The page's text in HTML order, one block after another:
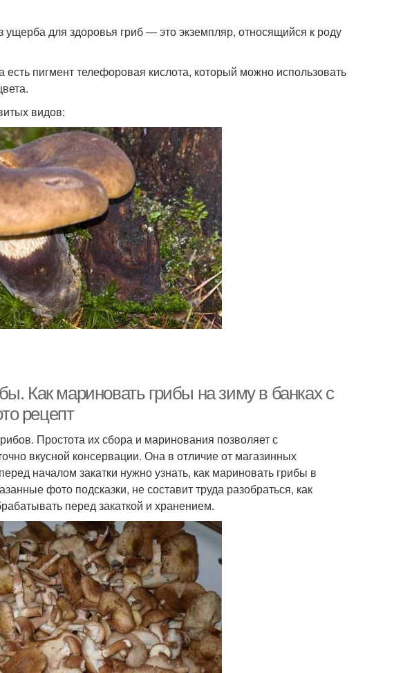
для здоровья гриб — это экземпляр, относящийся к роду
пигмент телефоровая кислота, который можно использовать
видов:
Как мариновать грибы на зиму в банках с
рецепт
Простота их сбора и маринования позволяет с
вкусной консервации. Она в отличие от магазинных
началом закатки нужно узнать, как мариновать грибы в
фото подсказки, не составит труда разобраться, как
перед закаткой и хранением.